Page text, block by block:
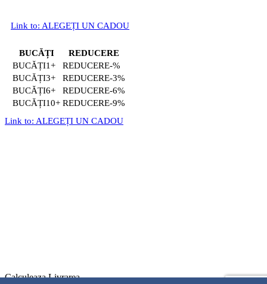
Link to: ALEGEȚI UN CADOU
BUCĂȚI
REDUCERE
1+
-%
3+
-3%
6+
-6%
10+
-9%
Link to: ALEGEȚI UN CADOU
Calculeaza Livrarea